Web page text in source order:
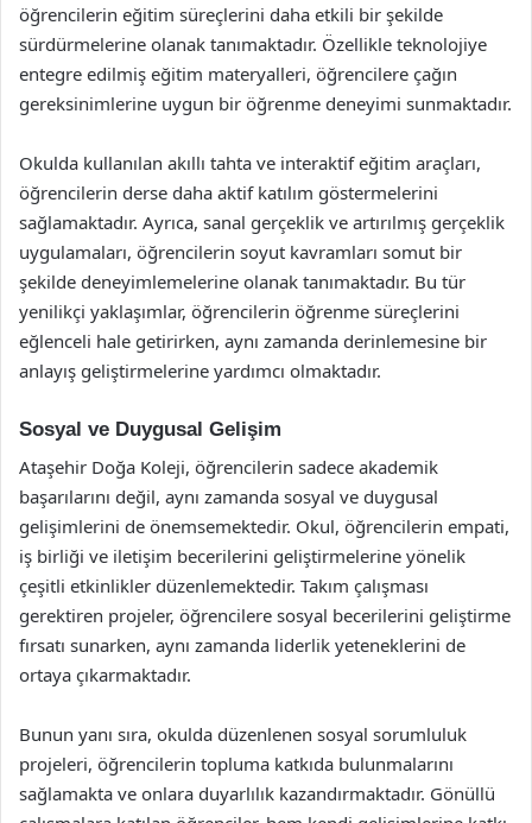
öğrencilerin eğitim süreçlerini daha etkili bir şekilde
sürdürmelerine olanak tanımaktadır. Özellikle teknolojiye
entegre edilmiş eğitim materyalleri, öğrencilere çağın
gereksinimlerine uygun bir öğrenme deneyimi sunmaktadır.
Okulda kullanılan akıllı tahta ve interaktif eğitim araçları,
öğrencilerin derse daha aktif katılım göstermelerini
sağlamaktadır. Ayrıca, sanal gerçeklik ve artırılmış gerçeklik
uygulamaları, öğrencilerin soyut kavramları somut bir
şekilde deneyimlemelerine olanak tanımaktadır. Bu tür
yenilikçi yaklaşımlar, öğrencilerin öğrenme süreçlerini
eğlenceli hale getirirken, aynı zamanda derinlemesine bir
anlayış geliştirmelerine yardımcı olmaktadır.
Sosyal ve Duygusal Gelişim
Ataşehir Doğa Koleji, öğrencilerin sadece akademik
başarılarını değil, aynı zamanda sosyal ve duygusal
gelişimlerini de önemsemektedir. Okul, öğrencilerin empati,
iş birliği ve iletişim becerilerini geliştirmelerine yönelik
çeşitli etkinlikler düzenlemektedir. Takım çalışması
gerektiren projeler, öğrencilere sosyal becerilerini geliştirme
fırsatı sunarken, aynı zamanda liderlik yeteneklerini de
ortaya çıkarmaktadır.
Bunun yanı sıra, okulda düzenlenen sosyal sorumluluk
projeleri, öğrencilerin topluma katkıda bulunmalarını
sağlamakta ve onlara duyarlılık kazandırmaktadır. Gönüllü